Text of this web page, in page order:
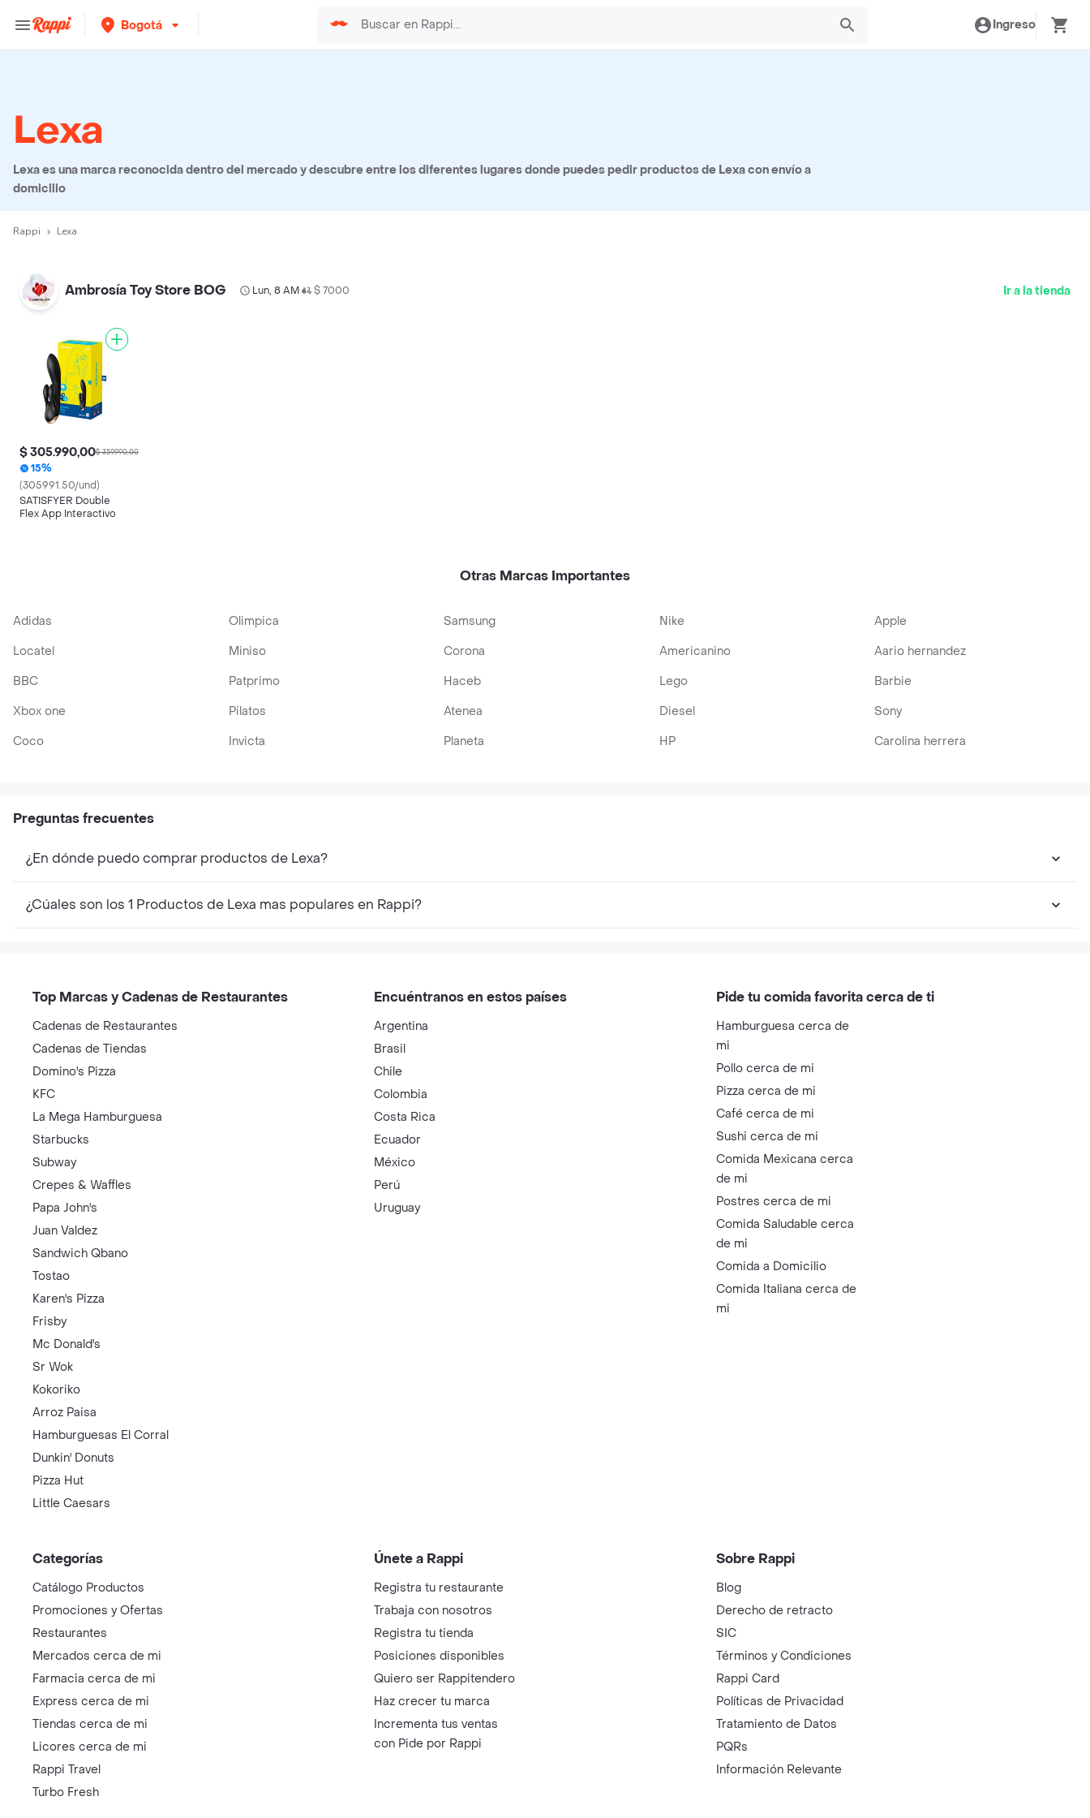
Bogotá Ingreso
Lexa
Lexa es una marca reconocida dentro del mercado y descubre entre los diferentes lugares donde puedes pedir productos de Lexa con envío a
domicilio
Rappi Lexa
Ambrosía Toy Store BOG Lun, 8 AM• $ 7000 Ir a la tienda
$ 305.990,00$ 359.990,00
15%
(305991.50/und)
SATISFYER Double
Flex App Interactivo
Otras Marcas Importantes
Adidas Olimpica Samsung Nike
Apple
Locatel
Miniso Corona Americanino
Aario hernandez
BBC
Patprimo Haceb Lego
Barbie
Xbox one
Pilatos Atenea Diesel
Sony
Coco
Invicta Planeta HP Carolina herrera
Preguntas frecuentes
¿En dónde puedo comprar productos de Lexa?
¿Cúales son los 1 Productos de Lexa mas populares en Rappi?
Top Marcas y Cadenas de Restaurantes
Cadenas de Restaurantes
Cadenas de Tiendas
Domino's Pizza
KFC
La Mega Hamburguesa
Starbucks
Subway
Crepes & Waffles
Papa John's
Juan Valdez
Sandwich Qbano
Tostao
Karen's Pizza
Frisby
Mc Donald's
Sr Wok
Kokoriko
Arroz Paisa
Hamburguesas El Corral
Dunkin' Donuts
Pizza Hut
Little Caesars
Encuéntranos en estos países
Argentina
Brasil
Chile
Colombia
Costa Rica
Ecuador
México
Perú
Uruguay
Pide tu comida favorita cerca de ti
Hamburguesa cerca de
mi
Pollo cerca de mi
Pizza cerca de mi
Café cerca de mi
Sushi cerca de mi
Comida Mexicana cerca
de mi
Postres cerca de mi
Comida Saludable cerca
de mi
Comida a Domicilio
Comida Italiana cerca de
mi
Categorías
Catálogo Productos
Promociones y Ofertas
Restaurantes
Mercados cerca de mi
Farmacia cerca de mi
Express cerca de mi
Tiendas cerca de mi
Licores cerca de mi
Rappi Travel
Turbo Fresh
Únete a Rappi
Registra tu restaurante
Trabaja con nosotros
Registra tu tienda
Posiciones disponibles
Quiero ser Rappitendero
Haz crecer tu marca
Incrementa tus ventas
con Pide por Rappi
Sobre Rappi
Blog
Derecho de retracto
SIC
Términos y Condiciones
Rappi Card
Políticas de Privacidad
Tratamiento de Datos
PQRs
Información Relevante